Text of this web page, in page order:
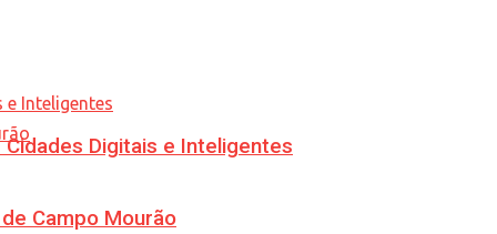
Campo Mourão
Digitais e Inteligentes